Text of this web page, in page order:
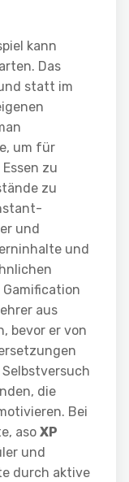
kann
Das
statt im
um für
zu
zu
und
und
aus
bevor er von
die
Bei
aso XP
und
durch aktive